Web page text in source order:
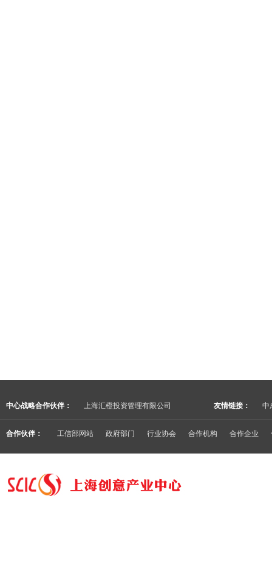
中心战略合作伙伴： 上海汇橙投资管理有限公司 友情链接： 中
合作伙伴： 工信部网站 政府部门 行业协会 合作机构 合作企业